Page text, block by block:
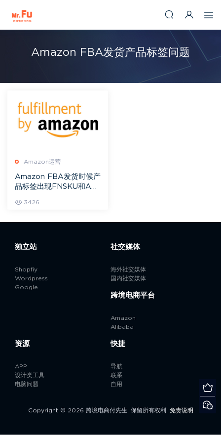
Amazon FBA发货产品标签问题
Amazon运营
Amazon FBA发货时候产
品标签出现FNSKU和ASI
3426
独立站
Shopfiy
Wordpress
Google
社交媒体
海外社交媒体
国内社交媒体
跨境电商平台
Amazon
Alibaba
资源
APP
设计类工具
电脑问题
快捷
导航
联系
自用
Copyright © 2026 跨境电商付先生. 保留所有权利. 免责说明